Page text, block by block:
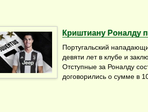
Криштиану Роналду
Португальский
девяти лет в клубе и
Отступные за Роналду
договорились о сумме в